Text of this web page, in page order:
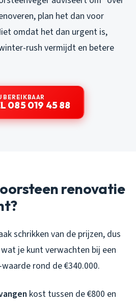
plan het dan voor
omdat het dan urgent is,
rush vermijdt en betere
BEREIKBAAR
085 019 45 88
renovatie
schrikken van de prijzen, dus
je kunt verwachten bij een
rond de €340.000.
kost tussen de €800 en